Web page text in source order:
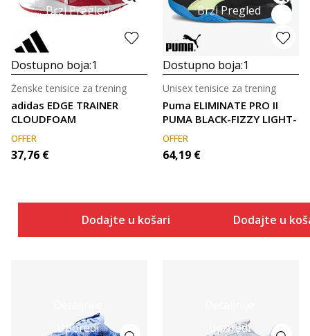
Brzi Pregled
Dostupno boja:1
adidas EDGE TRAINER
CLOUDFOAM
Ženske tenisice za trening
OFFER
37,76 €
Dodajte u košaricu
Brzi Pregled
Dostupno boja:1
Puma ELIMINATE PRO II
PUMA BLACK-FIZZY LIGHT-
Unisex tenisice za trening
OFFER
64,19 €
Dodajte u
Uporedi
Uporedi